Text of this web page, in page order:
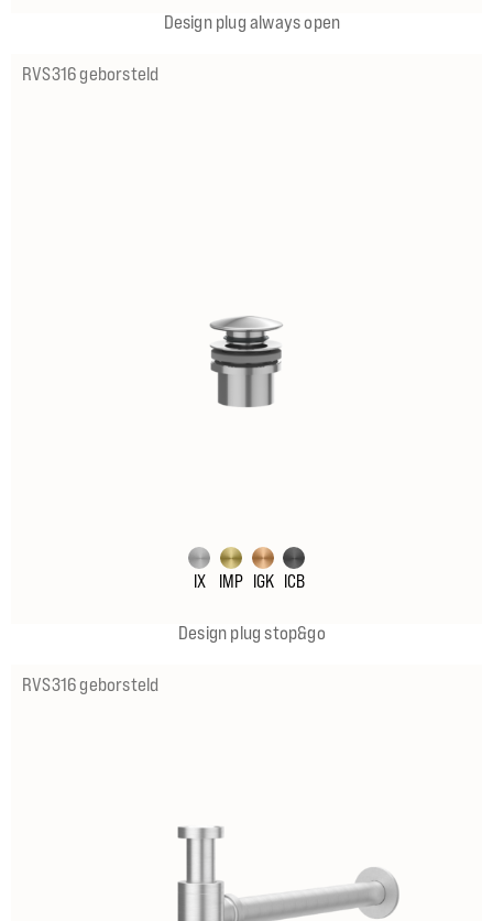
Design plug always open
IX IMP IGK ICB
RVS316 geborsteld
Design plug stop&go
RVS316 geborsteld